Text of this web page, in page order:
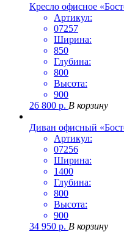
Кресло офисное
Артикул:
07257
Ширина:
850
Глубина:
800
Высота:
900
26 800 р. В корзину
Диван офисный
Артикул:
07256
Ширина:
1400
Глубина:
800
Высота:
900
34 950 р. В корзину